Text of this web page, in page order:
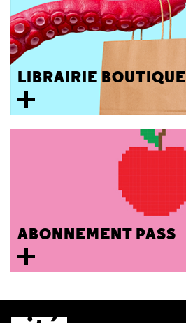
LIBRAIRIE BOUTIQUE
ABONNEMENT PASS